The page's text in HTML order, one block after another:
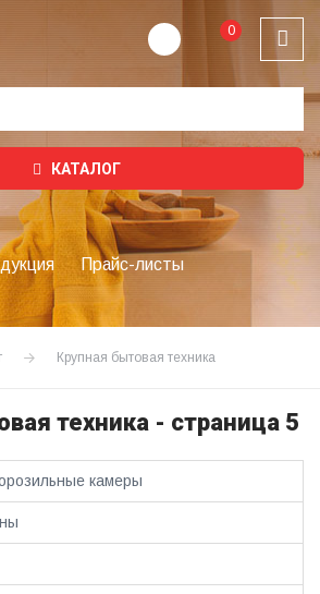
0
КАТАЛОГ
Прайс-листы
Крупная бытовая техника
техника - страница 5
камеры